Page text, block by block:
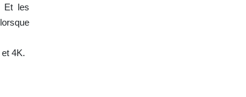
Et les
4K.